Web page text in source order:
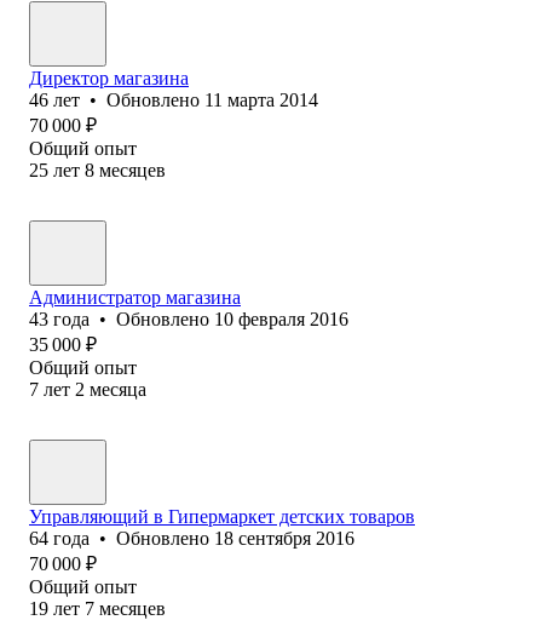
Директор магазина
46 лет • Обновлено 11 марта 2014
70 000 ₽
Общий опыт
25 лет 8 месяцев
Администратор магазина
43 года • Обновлено 10 февраля 2016
35 000 ₽
Общий опыт
7 лет 2 месяца
Управляющий в Гипермаркет детских товаров
64 года • Обновлено 18 сентября 2016
70 000 ₽
Общий опыт
19 лет 7 месяцев